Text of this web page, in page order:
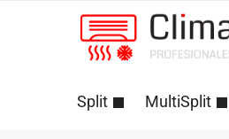
Split MultiSplit